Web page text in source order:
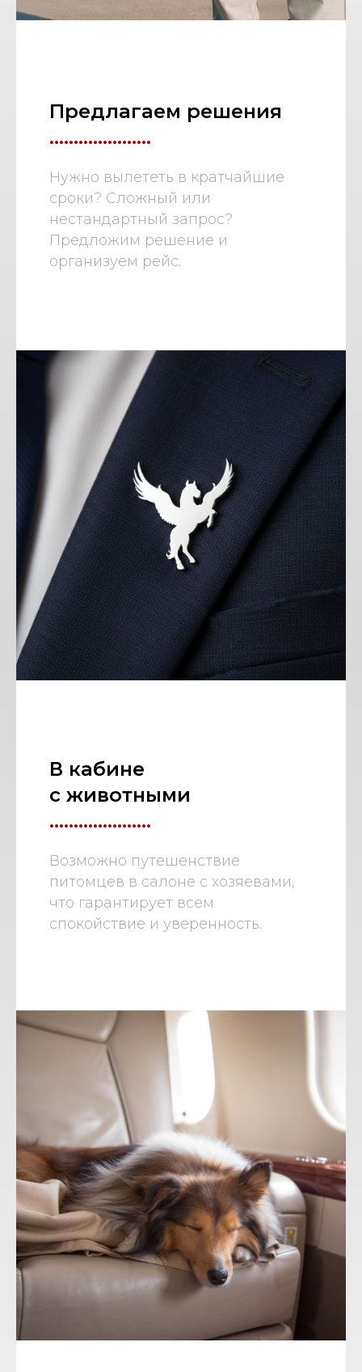
Предлагаем решения
.....................
Нужно вылететь в кратчайшие
сроки? Сложный или
нестандартный запрос?
Предложим решение и
организуем рейс.
В кабине
с животными
.....................
Возможно путешенствие
питомцев в салоне с хозяевами,
что гарантирует всем
спокойствие и уверенность.